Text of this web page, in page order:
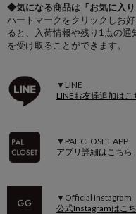
◆気になる商品は「お気に入
ハートマークをクリックしお
ると、入荷情報や残り1点の
を受け取ることができます。
▼LINE
LINEお友達追加はこ
▼PAL CLOSET APP
アプリ詳細はこちら
▼Official Instagram
公式Instagramはこ